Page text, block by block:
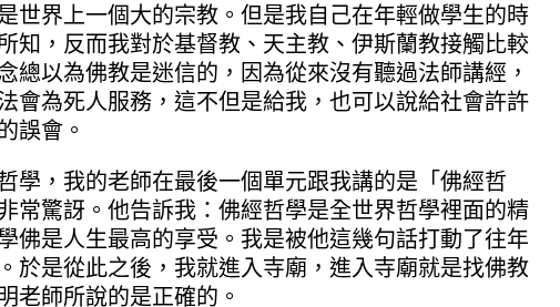
世界上一個大的宗教。但是我自己在年輕做學生的時
知，反而我對於基督教、天主教、伊斯蘭教接觸比較
總以為佛教是迷信的，因為從來沒有聽過法師講經，
會為死人服務，這不但是給我，也可以說給社會許許
誤會。
學，我的老師在最後一個單元跟我講的是「佛經哲
常驚訝。他告訴我：佛經哲學是全世界哲學裡面的精
佛是人生最高的享受。我是被他這幾句話打動了往年
於是從此之後，我就進入寺廟，進入寺廟就是找佛教
老師所說的是正確的。